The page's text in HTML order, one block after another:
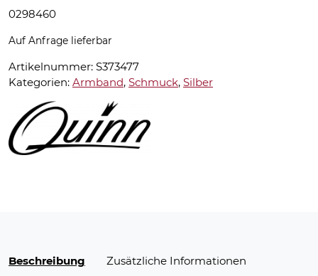
0298460
Auf Anfrage lieferbar
Artikelnummer: S373477
Kategorien: Armband, Schmuck, Silber
Beschreibung
Zusätzliche Informationen